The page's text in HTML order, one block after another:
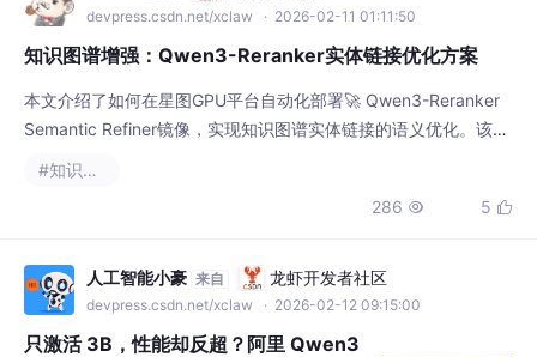
devpress.csdn.net/xclaw · 2026-02-11 01:11:50
知识图谱增强：Qwen3-Reranker实体链接优化方案
本文介绍了如何在星图GPU平台自动化部署🚀 Qwen3-Reranker
Semantic Refiner镜像，实现知识图谱实体链接的语义优化。该工
#知识图谱
286  5 
人工智能小豪 来自 龙虾开发者社区
devpress.csdn.net/xclaw · 2026-02-12 09:15:00
只激活 3B，性能却反超？阿里 Qwen3